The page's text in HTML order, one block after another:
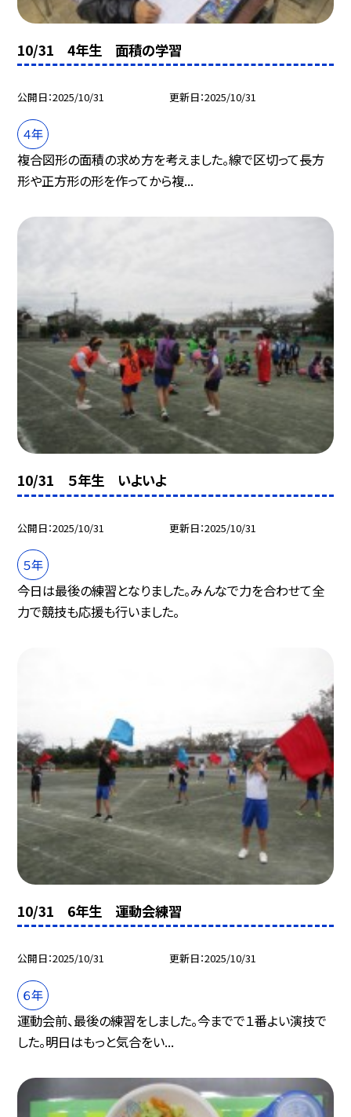
10/31 4年生 面積の学習
公開日 2025/10/31 更新日 2025/10/31
４年
複合図形の面積の求め方を考えました。線で区切って長方
形や正方形の形を作ってから複...
10/31 ５年生 いよいよ
公開日 2025/10/31 更新日 2025/10/31
５年
今日は最後の練習となりました。みんなで力を合わせて全
力で競技も応援も行いました。
10/31 6年生 運動会練習
公開日 2025/10/31 更新日 2025/10/31
６年
運動会前、最後の練習をしました。今までで１番よい演技で
した。明日はもっと気合をい...